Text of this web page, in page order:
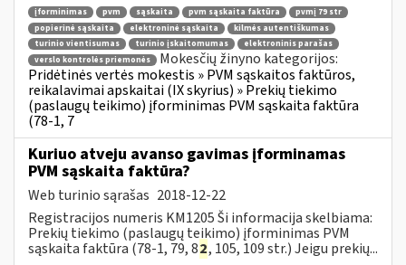
įforminimas pvm sąskaita pvm sąskaita faktūra
pvmį 79 str
popierinė sąskaita
elektroninė sąskaita
kilmės autentiškumas
turinio vientisumas
turinio įskaitomumas
elektroninis parašas
verslo kontrolės priemonės
Mokesčių žinyno kategorijos:
Pridėtinės vertės mokestis » PVM sąskaitos faktūros,
reikalavimai apskaitai (IX skyrius) » Prekių tiekimo
(paslaugų teikimo) įforminimas PVM sąskaita faktūra
(78-1, 7
Kuriuo atveju avanso gavimas įforminamas
PVM sąskaita faktūra?
Web turinio sąrašas 2018-12-22
Registracijos numeris KM1205 Ši informacija skelbiama:
Prekių tiekimo (paslaugų teikimo) įforminimas PVM
sąskaita faktūra (78-1, 79, 82, 105, 109 str.) Jeigu prekių...